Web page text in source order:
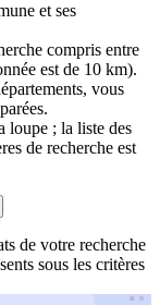
et ses
compris entre
est de 10 km).
vous
loupe ; la liste des
de recherche est
de votre recherche
sous les critères